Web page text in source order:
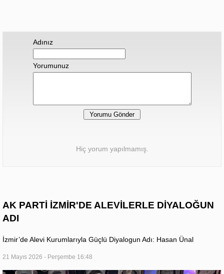
Adınız
Yorumunuz
Hiç yorum yapılmamış.
AK PARTİ İZMİR'DE ALEVİLERLE DİYALOĞUN
ADI
İzmir’de Alevi Kurumlarıyla Güçlü Diyalogun Adı: Hasan Ünal
21 Mayıs 2026 - Perşembe 16:48